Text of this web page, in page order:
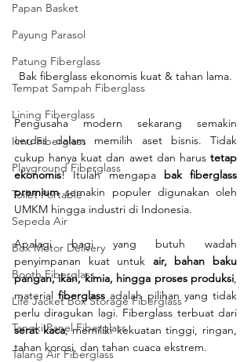
Papan Basket
Payung Parasol
Patung Fiberglass
Tempat Sampah Fiberglass
Lining Fiberglass
Ilmu Fiberglass
Playground Fiberglass
Toilet Portable
Sepeda Air
Box Motor Delivery
Booth Fiberglass
Life Jacket Box Storage Fiberglass
Tangki Panel Fiberglass
Talang Air Fiberglass
Bak fiberglass ekonomis kuat & tahan lama.
Pengusaha modern sekarang semakin
cerdas dalam memilih aset bisnis. Tidak
cukup hanya kuat dan awet dan harus tetap
ekonomis! Itulah mengapa
bak fiberglass
premium semakin populer digunakan oleh
UMKM hingga industri di Indonesia.
Apalagi bagi yang butuh wadah
penyimpanan kuat untuk air, bahan baku
pangan, ikan, kimia, hingga proses produksi,
material fiberglass adalah pilihan yang tidak
serat kaca, memiliki kekuatan tinggi, ringan,
tahan korosi, dan tahan cuaca ekstrem.